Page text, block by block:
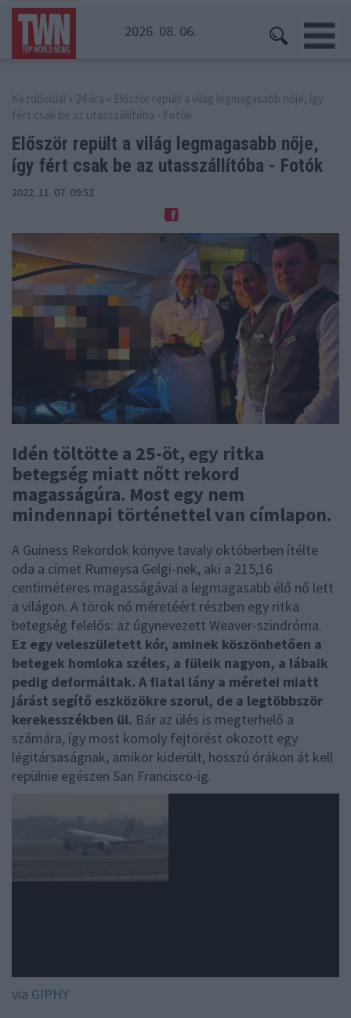
2026. 08. 06.
Kezdőoldal » 24 óra » Először repült a világ legmagasabb nője, így
fért csak be az utasszállítóba - Fotók
Először repült a világ legmagasabb nője,
így fért csak be az utasszállítóba - Fotók
2022. 11. 07. 09:52
Idén töltötte a 25-öt, egy ritka
betegség miatt nőtt rekord
magasságúra. Most egy nem
mindennapi történettel van címlapon.
A Guiness Rekordok könyve tavaly októberben ítélte
oda a címet Rumeysa Gelgi-nek, aki a 215,16
centiméteres magasságával a legmagasabb élő nő lett
a világon. A török nő méretéért részben egy ritka
betegség felelős: az úgynevezett Weaver-szindróma.
Ez egy veleszületett kór, aminek köszönhetően a
betegek homloka széles, a füleik nagyon, a lábaik
pedig deformáltak. A fiatal lány a méretei miatt
járást segítő eszközökre szorul, de a legtöbbször
kerekesszékben ül. Bár az ülés is megterhelő a
számára, így most komoly fejtörést okozott egy
légitársaságnak, amikor kiderült, hosszú órákon át kell
repülnie egészen San Francisco-ig.
via GIPHY